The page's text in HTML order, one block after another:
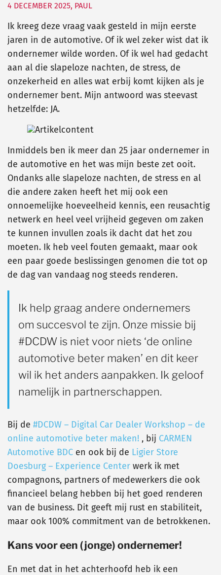
4 DECEMBER 2025, PAUL
Ik kreeg deze vraag vaak gesteld in mijn eerste
jaren in de automotive. Of ik wel zeker wist dat ik
ondernemer wilde worden. Of ik wel had gedacht
aan al die slapeloze nachten, de stress, de
onzekerheid en alles wat erbij komt kijken als je
ondernemer bent. Mijn antwoord was steevast
hetzelfde: JA.
Inmiddels ben ik meer dan 25 jaar ondernemer in
de automotive en het was mijn beste zet ooit.
Ondanks alle slapeloze nachten, de stress en al
die andere zaken heeft het mij ook een
onnoemelijke hoeveelheid kennis, een reusachtig
netwerk en heel veel vrijheid gegeven om zaken
te kunnen invullen zoals ik dacht dat het zou
moeten. Ik heb veel fouten gemaakt, maar ook
een paar goede beslissingen genomen die tot op
de dag van vandaag nog steeds renderen.
Ik help graag andere ondernemers
om succesvol te zijn. Onze missie bij
#DCDW is niet voor niets ‘de online
automotive beter maken’ en dit keer
wil ik het anders aanpakken. Ik geloof
namelijk in partnerschappen.
Bij de #DCDW – Digital Car Dealer Workshop – de
online automotive beter maken! , bij CARMEN
Automotive BDC en ook bij de Ligier Store
Doesburg – Experience Center werk ik met
compagnons, partners of medewerkers die ook
financieel belang hebben bij het goed renderen
van de business. Dit geeft mij rust en stabiliteit,
maar ook 100% commitment van de betrokkenen.
Kans voor een (jonge) ondernemer!
En met dat in het achterhoofd heb ik een